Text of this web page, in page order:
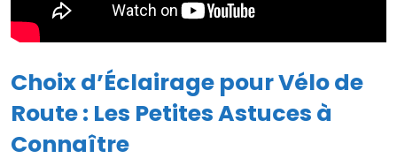
Choix d’Éclairage pour Vélo de
Route : Les Petites Astuces à
Connaître